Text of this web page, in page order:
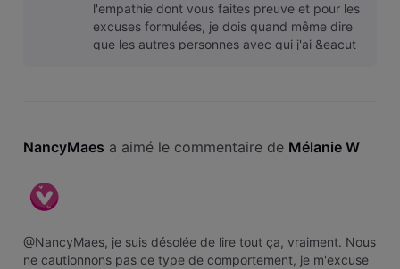
l'empathie dont vous faites preuve et pour les
excuses formulées, je dois quand même dire
que les autres personnes avec qui j'ai &eacut
NancyMaes a aimé le commentaire de Mélanie W
@NancyMaes, je suis désolée de lire tout ça, vraiment. Nous
ne cautionnons pas ce type de comportement, je m'excuse